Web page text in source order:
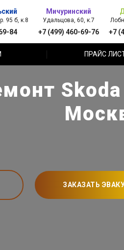
95 б, к.8
84
Мичуринский
Удальцова, 60, к.7
+7 (499) 460-69-76 +7
ПРАЙС
ЗАКАЗАТЬ